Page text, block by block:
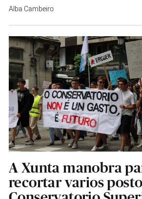
Alba Cambeiro
A Xunta manobra
recortar varios